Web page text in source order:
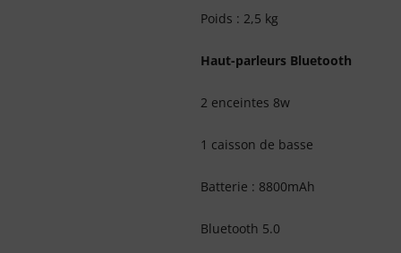
Poids : 2,5 kg
Haut-parleurs Bluetooth
2 enceintes 8w
1 caisson de basse
Batterie : 8800mAh
Bluetooth 5.0